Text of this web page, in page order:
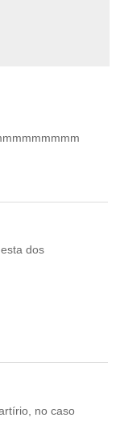
dos
no caso